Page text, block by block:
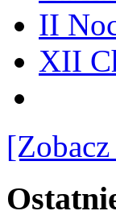
II
XII